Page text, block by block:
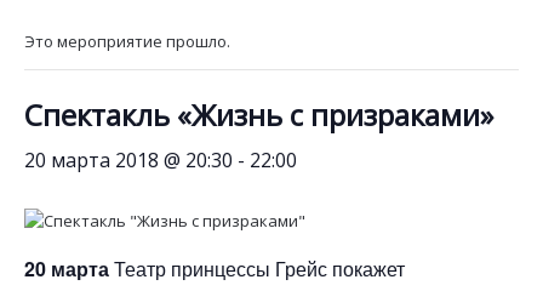
Это мероприятие прошло.
Спектакль «Жизнь с призраками»
20 марта 2018 @ 20:30 - 22:00
20 мартаТеатр принцессы Грейс покажет